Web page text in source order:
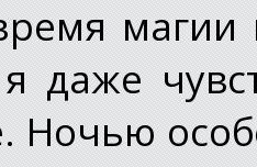
даже
Ночью